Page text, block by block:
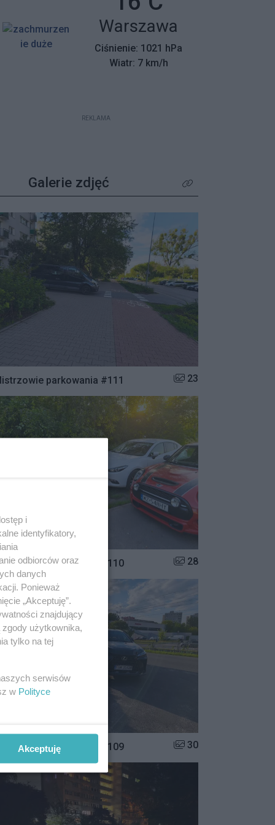
mieszkańców z wyjątkowym
apelem – poszukiwane są osoby,
które pamiętają tamte dni,
wspierały protestujących lub były
Miasto:
Warszawa
Ciśnienie: 1021 hPa
Wiatr: 7 km/h
REKLAMA
Galerie zdjęć Kliknij aby zobaczyć
parkowania #111 Liczba zdjęć w galerii:
23
parkowania #110 Liczba zdjęć w galerii:
28
parkowania #109 Liczba zdjęć w galerii:
30
i
identyfikatory,
odbiorców oraz
danych
Ponieważ
„Akceptuję”.
znajdujący
użytkownika,
tylko na tej
serwisów
w Polityce
Akceptuję